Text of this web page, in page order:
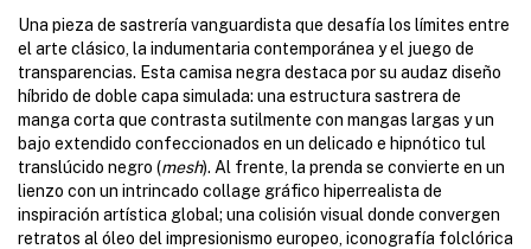
Una pieza de sastrería vanguardista que desafía los límites entre
el arte clásico, la indumentaria contemporánea y el juego de
transparencias. Esta camisa negra destaca por su audaz diseño
híbrido de doble capa simulada: una estructura sastrera de
manga corta que contrasta sutilmente con mangas largas y un
bajo extendido confeccionados en un delicado e hipnótico tul
translúcido negro (mesh). Al frente, la prenda se convierte en un
lienzo con un intrincado collage gráfico hiperrealista de
inspiración artística global; una colisión visual donde convergen
retratos al óleo del impresionismo europeo, iconografía folclórica